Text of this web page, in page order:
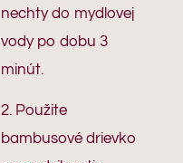
nechty do mydlovej
vody po dobu 3
minút.
2. Použite
bambusové drievko